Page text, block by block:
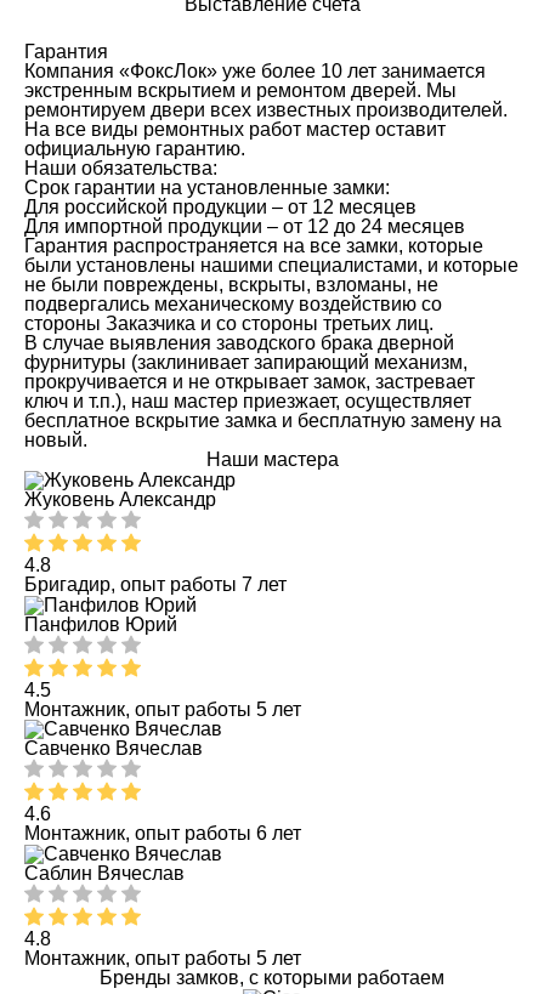
Выставление счета
Гарантия
Компания «ФоксЛок» уже более 10 лет занимается
экстренным вскрытием и ремонтом дверей. Мы
ремонтируем двери всех известных производителей.
На все виды ремонтных работ мастер оставит
официальную гарантию.
Наши обязательства:
Срок гарантии на установленные замки:
Для российской продукции – от 12 месяцев
Для импортной продукции – от 12 до 24 месяцев
Гарантия распространяется на все замки, которые
были установлены нашими специалистами, и которые
не были повреждены, вскрыты, взломаны, не
подвергались механическому воздействию со
стороны Заказчика и со стороны третьих лиц.
В случае выявления заводского брака дверной
фурнитуры (заклинивает запирающий механизм,
прокручивается и не открывает замок, застревает
ключ и т.п.), наш мастер приезжает, осуществляет
бесплатное вскрытие замка и бесплатную замену на
новый.
Наши мастера
Жуковень Александр
4.8
Бригадир, опыт работы 7 лет
Панфилов Юрий
4.5
Монтажник, опыт работы 5 лет
Савченко Вячеслав
4.6
Монтажник, опыт работы 6 лет
Саблин Вячеслав
4.8
Монтажник, опыт работы 5 лет
Бренды замков, с которыми работаем